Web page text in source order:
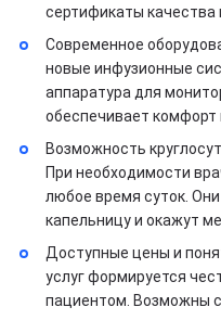
сертификаты качества
Современное
новые инфузионные
аппаратура для
обеспечивает комфорт
Возможность
При необходимости
любое время суток.
капельницу и окажут
Доступные цены и
услуг формируется
пациентом. Возможны